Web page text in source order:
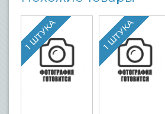
1 ШТУКА 1 ШТУКА